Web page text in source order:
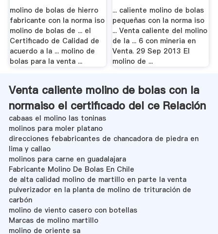
molino de bolas de hierro
fabricante con la norma iso
molino de bolas de ... el
Certificado de Calidad de
acuerdo a la ... molino de
bolas para la venta ...
... caliente molino de bolas
pequeñas con la norma iso
... Venta caliente del molino
de la ... 6 con mineria en
Venta. 29 Sep 2013 El
molino de ...
Venta caliente molino de bolas con la
normaiso el certificado del ce Relación
cabaas el molino las toninas
molinos para moler platano
direcciones febabricantes de chancadora de piedra en
lima y callao
molinos para carne en guadalajara
Fabricante Molino De Bolas En Chile
de alta calidad molino de martillo en parte la venta
pulverizador en la planta de molino de trituración de
carbón
molino de viento casero con botellas
Marcas de molino martillo
molino de oriente sa